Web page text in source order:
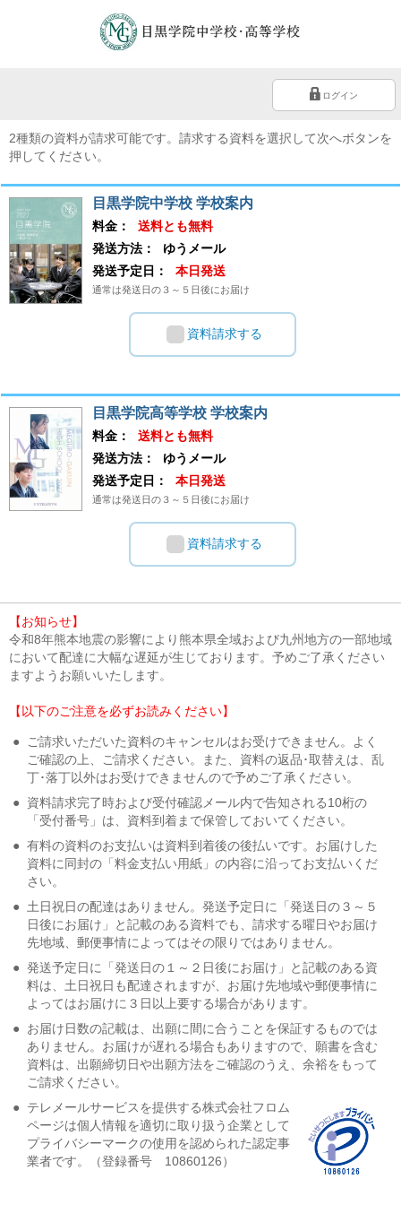
ログイン
2種類の資料が請求可能です。請求する資料を選択して次へボタンを
押してください。
目黒学院中学校 学校案内
料金：
送料とも無料
発送方法：
ゆうメール
発送予定日：
本日発送
通常は発送日の３～５日後にお届け
資料請求する
目黒学院高等学校 学校案内
料金：
送料とも無料
発送方法：
ゆうメール
発送予定日：
本日発送
通常は発送日の３～５日後にお届け
資料請求する
【お知らせ】
令和8年熊本地震の影響により熊本県全域および九州地方の一部地域
において配達に大幅な遅延が生じております。予めご了承ください
ますようお願いいたします。
【以下のご注意を必ずお読みください】
●
ご請求いただいた資料のキャンセルはお受けできません。よく
ご確認の上、ご請求ください。また、資料の返品･取替えは、乱
丁･落丁以外はお受けできませんので予めご了承ください。
● 資料請求完了時および受付確認メール内で告知される10桁の
「受付番号」は、資料到着まで保管しておいてください。
● 有料の資料のお支払いは資料到着後の後払いです。お届けした
資料に同封の「料金支払い用紙」の内容に沿ってお支払いくだ
さい。
● 土日祝日の配達はありません。発送予定日に「発送日の３～５
日後にお届け」と記載のある資料でも、請求する曜日やお届け
先地域、郵便事情によってはその限りではありません。
● 発送予定日に「発送日の１～２日後にお届け」と記載のある資
料は、土日祝日も配達されますが、お届け先地域や郵便事情に
よってはお届けに３日以上要する場合があります。
● お届け日数の記載は、出願に間に合うことを保証するものでは
ありません。お届けが遅れる場合もありますので、願書を含む
資料は、出願締切日や出願方法をご確認のうえ、余裕をもって
ご請求ください。
● テレメールサービスを提供する株式会社フロム
ページは個人情報を適切に取り扱う企業として
プライバシーマークの使用を認められた認定事
業者です。（登録番号 10860126）